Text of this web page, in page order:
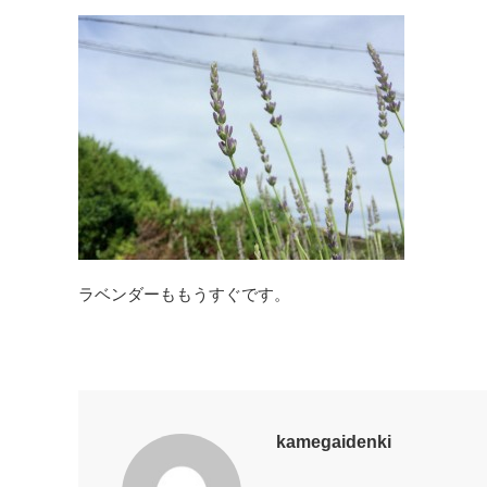
ラベンダーももうすぐです。
kamegaidenki